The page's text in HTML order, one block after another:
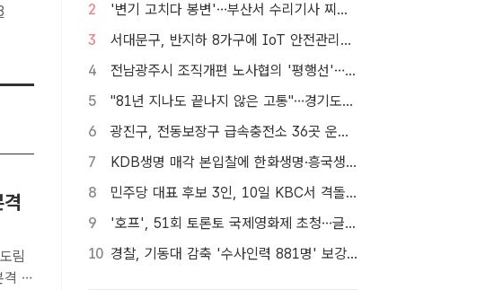
가
2
'변기 고치다 봉변'…부산서 수리기사 찌른 30대 여성 체포
3
서대문구, 반지하 8가구에 IoT 안전관리서비스 추가 설치
4
전남광주시 조직개편 노사협의 '평행선'…핵심부서 배치 결론 못 내
5
"81년 지나도 끝나지 않은 고통"…경기도의회 울린 핵 피해자의 증언
6
광진구, 전동보장구 급속충전소 36곳 운영…수리비도 지원
7
KDB생명 매각 본입찰에 한화생명·흥국생명·한투금융 등 3개사 참여
8
민주당 대표 후보 3인, 10일 KBC서 격돌…호남 발전 비전 놓고 맞대결
9
'호프', 51회 토론토 국제영화제 초청…글로벌 행보 계속
10
경찰, 기동대 감축 '수사인력 881명' 보강…9월 초까지 상피제 시행